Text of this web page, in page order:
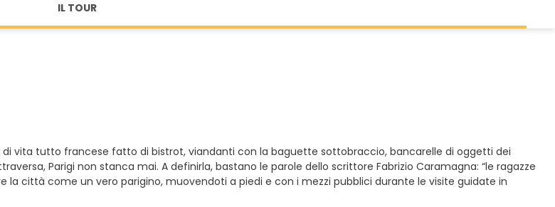
IL TOUR
vita tutto francese fatto di bistrot, viandanti con la baguette sottobraccio, bancarelle di oggetti dei
Parigi non stanca mai. A definirla, bastano le parole dello scrittore Fabrizio Caramagna: “le ragazze
la città come un vero parigino, muovendoti a piedi e con i mezzi pubblici durante le visite guidate in